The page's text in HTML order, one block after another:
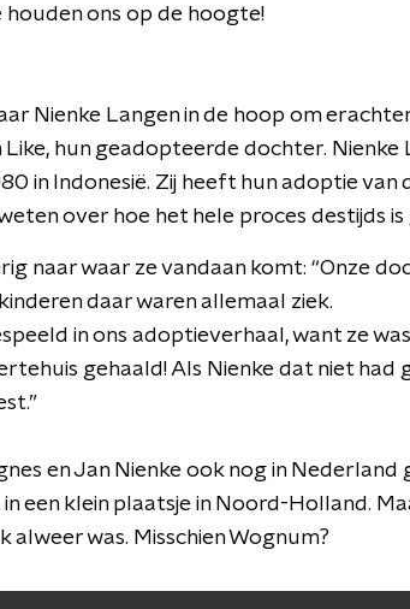
houden ons op de hoogte!
Nienke Langen in de hoop om
hun geadopteerde dochter. Nienke
in Indonesië. Zij heeft hun adoptie
over hoe het hele proces destijds is
naar waar ze vandaan komt: “Onze
daar waren allemaal ziek.
in ons adoptieverhaal, want ze
gehaald! Als Nienke dat niet had
en Jan Nienke ook nog in Nederland
een klein plaatsje in Noord-Holland.
was. Misschien Wognum?